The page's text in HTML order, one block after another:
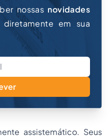
nossas novidades
em sua
assistemático. Seus